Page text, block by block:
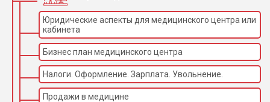
Юридические аспекты для медицинского центра или
кабинета
Бизнес план медицинского центра
Налоги. Оформление. Зарплата. Увольнение.
Продажи в медицине